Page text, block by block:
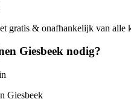
gratis & onafhankelijk van alle
Giesbeek nodig?